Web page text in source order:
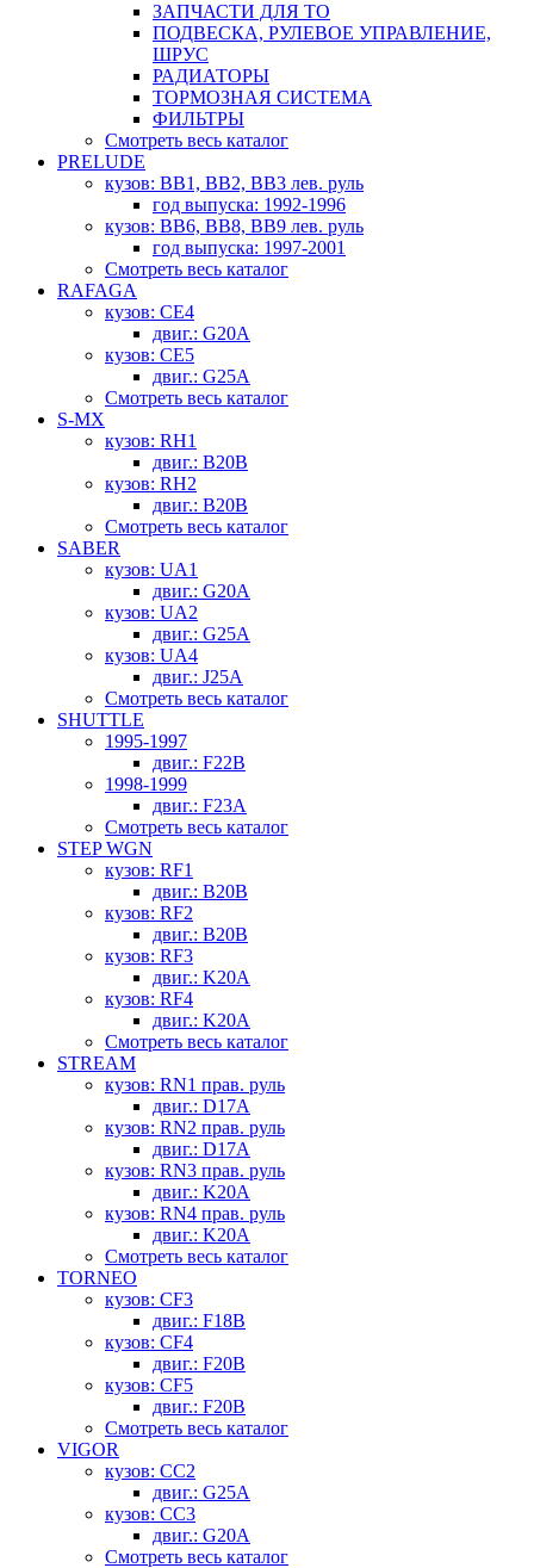
ЗАПЧАСТИ ДЛЯ ТО
ПОДВЕСКА, РУЛЕВОЕ УПРАВЛЕНИЕ,
ШРУС
РАДИАТОРЫ
ТОРМОЗНАЯ СИСТЕМА
ФИЛЬТРЫ
Смотреть весь каталог
PRELUDE
кузов: BB1, BB2, BB3 лев. руль
год выпуска: 1992-1996
кузов: BB6, BB8, BB9 лев. руль
год выпуска: 1997-2001
Смотреть весь каталог
RAFAGA
кузов: CE4
двиг.: G20A
кузов: CE5
двиг.: G25A
Смотреть весь каталог
S-MX
кузов: RH1
двиг.: B20B
кузов: RH2
двиг.: B20B
Смотреть весь каталог
SABER
кузов: UA1
двиг.: G20A
кузов: UA2
двиг.: G25A
кузов: UA4
двиг.: J25A
Смотреть весь каталог
SHUTTLE
1995-1997
двиг.: F22B
1998-1999
двиг.: F23A
Смотреть весь каталог
STEP WGN
кузов: RF1
двиг.: B20B
кузов: RF2
двиг.: B20B
кузов: RF3
двиг.: K20A
кузов: RF4
двиг.: K20A
Смотреть весь каталог
STREAM
кузов: RN1 прав. руль
двиг.: D17A
кузов: RN2 прав. руль
двиг.: D17A
кузов: RN3 прав. руль
двиг.: K20A
кузов: RN4 прав. руль
двиг.: K20A
Смотреть весь каталог
TORNEO
кузов: CF3
двиг.: F18B
кузов: CF4
двиг.: F20B
кузов: CF5
двиг.: F20B
Смотреть весь каталог
VIGOR
кузов: CC2
двиг.: G25A
кузов: CC3
двиг.: G20A
Смотреть весь каталог